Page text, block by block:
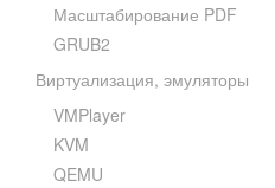
Масштабирование PDF
GRUB2
Виртуализация, эмуляторы
VMPlayer
KVM
QEMU